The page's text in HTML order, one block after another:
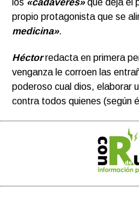
los «cadáveres»que deja el
propio protagonista que se
medicina».
Héctor redacta en primera
venganza le corroen las
poderoso cual dios, elaborar
contra todos quienes (según